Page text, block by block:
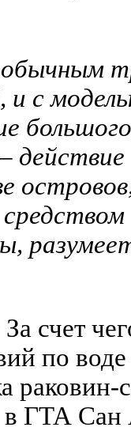
и с
За счет
по
в ГТА